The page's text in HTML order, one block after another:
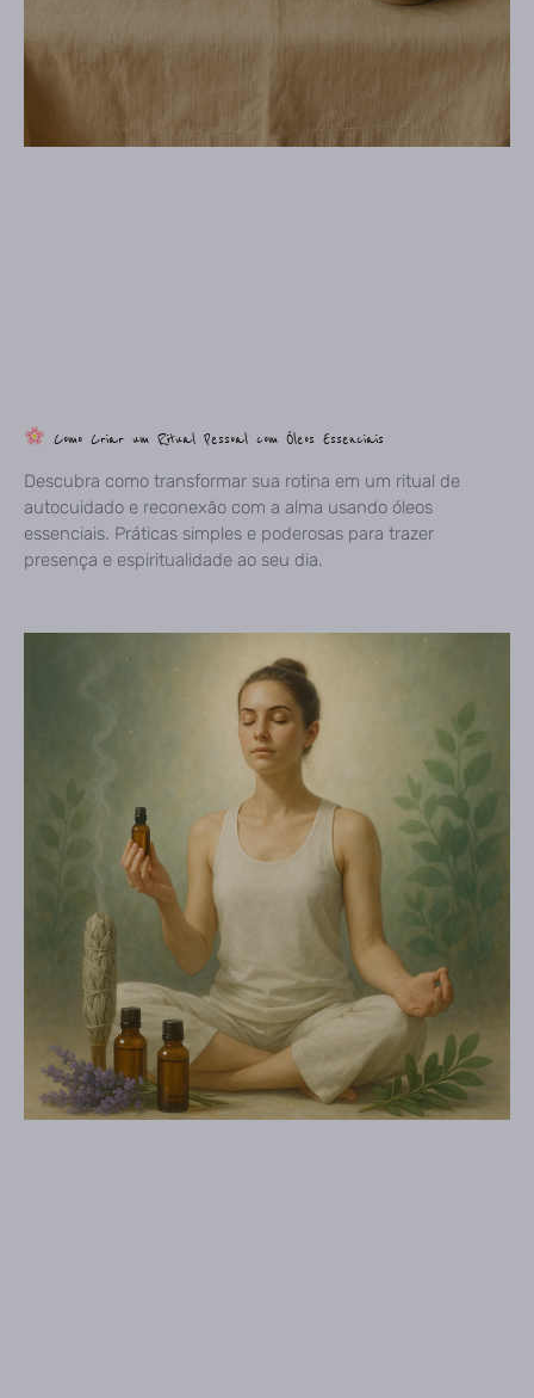
Como Criar um Ritual Pessoal com Óleos Essenciais
Descubra como transformar sua rotina em um ritual de
autocuidado e reconexão com a alma usando óleos
essenciais. Práticas simples e poderosas para trazer
presença e espiritualidade ao seu dia.